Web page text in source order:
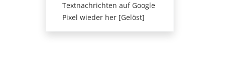
Textnachrichten auf Google
Pixel wieder her [Gelöst]